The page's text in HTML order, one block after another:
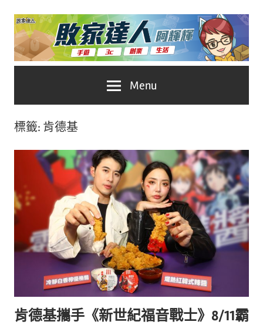
Skip
content
家
推
薦
No.1
遊
戲
科
媒
體。
Menu
標籤: 肯德基
肯德基攜手《新世紀福音戰士》8/11霸